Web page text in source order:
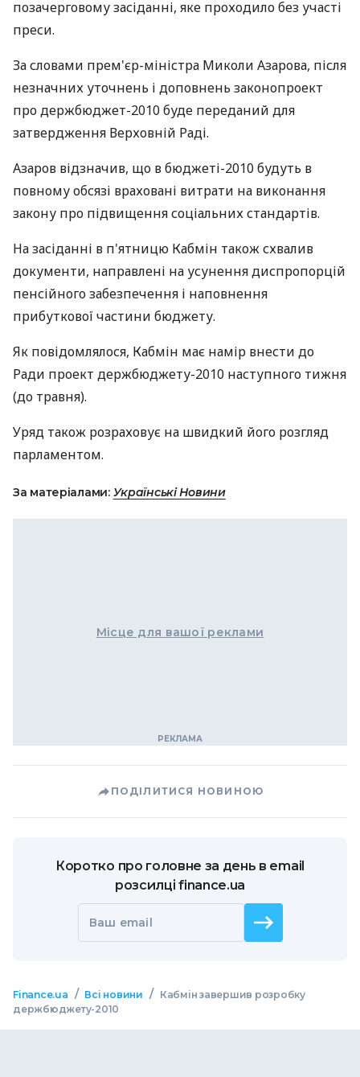
позачерговому засіданні, яке проходило без участі
преси.
За словами прем'єр-міністра Миколи Азарова, після
незначних уточнень і доповнень законопроект
про держбюджет-2010 буде переданий для
затвердження Верховній Раді.
Азаров відзначив, що в бюджеті-2010 будуть в
повному обсязі враховані витрати на виконання
закону про підвищення соціальних стандартів.
На засіданні в п'ятницю Кабмін також схвалив
документи, направлені на усунення диспропорцій
пенсійного забезпечення і наповнення
прибуткової частини бюджету.
Як повідомлялося, Кабмін має намір внести до
Ради проект держбюджету-2010 наступного тижня
(до травня).
Уряд також розраховує на швидкий його розгляд
парламентом.
За матеріалами: Українські Новини
Місце для вашої реклами
ПОДІЛИТИСЯ НОВИНОЮ
Коротко про головне за день в email
розсилці finance.ua
Ваш email
Finance.ua / Всі новини /
Кабмін завершив розробку
держбюджету-2010